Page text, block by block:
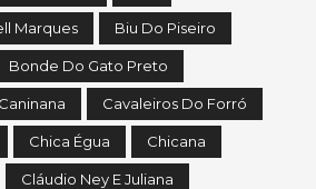
Marques Biu Do Piseiro
Bonde Do Gato Preto
Caninana Cavaleiros Do Forró
Chica Égua Chicana
Cláudio Ney E Juliana